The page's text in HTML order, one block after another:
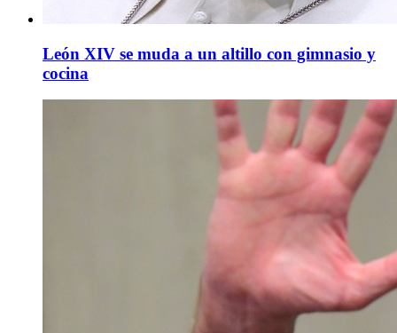
León XIV se muda a un altillo con gimnasio y
cocina